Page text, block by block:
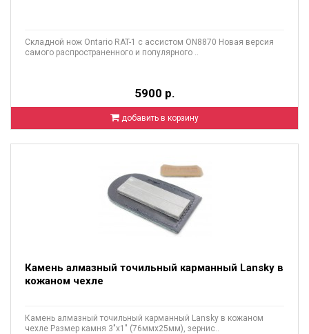
Складной нож Ontario RAT-1 с ассистом ON8870 Новая версия
самого распространенного и популярного ..
5900 р.
добавить в корзину
Камень алмазный точильный карманный Lansky в
кожаном чехле
Камень алмазный точильный карманный Lansky в кожаном
чехле Размер камня 3"х1" (76ммх25мм), зернис..